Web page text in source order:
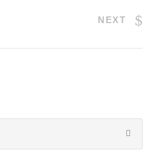
NEXT